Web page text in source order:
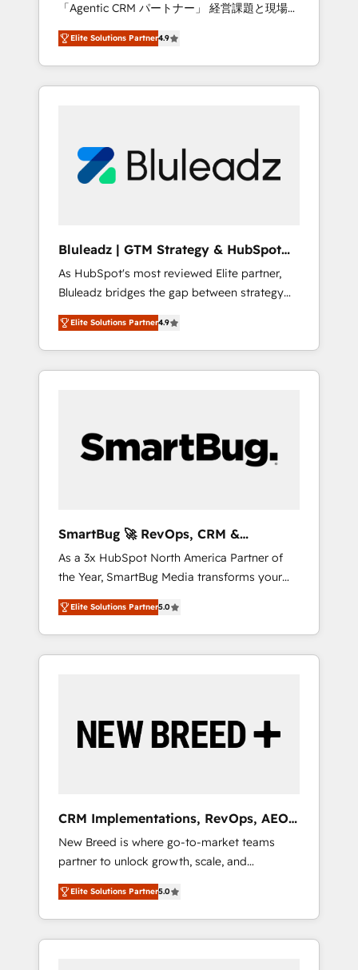
HubSpot to run your revenue process. Sales,
marketing, and service wired together. ➤ AI
and Integrations: Layer Breeze AI, custom
agents, and APIs to remove manual work. ➤
Ongoing Management: Monthly tune-ups,
portal? We are built for the work.
「Agentic CRM パートナー」 経営課題と現場業
務をつなぐAIネイティブ・エージェンシーとし
て、HubSpot Eliteの実装力で顧客フロント業務
を再設計します。 💡 100inc は何をする会社
か？ HubSpotを共通基盤に、AIエージェントを
部・グループ会社・部門が分立する組織で、デ
ータと業務プロセスのサイロ化を、CRMを軸と
ら、GTMの見える化・自動化まで。全Hub統合
運用、データ品質設計、グループ横断のCRM統
合に対応します。 2️⃣ AIエージェント組織構築
営業・マーケティング業務の一部をAIが自律実
行する組織への移行を設計・実装。Breeze・
Claude等をHubSpotと連携させ、役割定義・運
用ルール・成果指標まで含めて設計します。 3️⃣
PMOとして主導。「設定の代行ではなく、設計
の責任」を引き受け、部門横断の統合・浸透・
Hubで一体提供。 ▸ 既存CRM・MAからの移行
支援：Salesforce・Marketo・Pardot等からの
移行、カスタム設計、履歴データ移行と活用設
計まで。 ▸ AEO対応：ChatGPT・Perplexity等
のAI検索からの流入・引用を前提にコンテンツ
HubSpotアワード受賞・HUGリーダー ✓
AI活用に関するご相談、現状整理の壁打ちな
ど、構想段階からお気軽にお問い合わせくださ
Elite Solutions Partner4.9
Bluleadz | GTM Strategy & HubSpot
Implementation
As HubSpot's most reviewed Elite partner,
Bluleadz bridges the gap between strategy
and execution. We don't just "set up tools" —
we install the GTM Operating System (GTM
OS) to align your leadership and engineer a
portal that drives predictable revenue
and Story to stop "accelerating a mess." ⚙️
Elite Engineering & AI Scalable Architecture:
agents, and high-integrity migrations for total
reporting clarity. Security & Compliance: SOC
2 Type I and HIPAA attested for enterprise-
grade data security. 🏆 Why Bluleadz? GTM
OS Partner | 16+ Years Experience | 1,000+
Five-Star Reviews
Elite Solutions Partner4.9
SmartBug 🚀 RevOps, CRM &
Integration Experts
As a 3x HubSpot North America Partner of
the Year, SmartBug Media transforms your
customer lifecycle into a revenue engine. Our
unified ecosystem includes specialized
divisions Globalia (AI & Software) and Point
Success Media (Paid Media), making this the
by Globalia’s technical development team. -
19 HubSpot-certified trainers to drive
deployment of Breeze AI and custom agents
to automate growth. 🏆 Elite Excellence - 8
platform accreditations and deep HIPAA-
compliance expertise. - A team of 250+
experts dedicated to your resilient growth.
Elite Solutions Partner5.0
CRM Implementations, RevOps, AEO
+ Web, Demand Gen
New Breed is where go-to-market teams
partner to unlock growth, scale, and
transformation. We help companies activate
HubSpot’s AI-powered customer platform
and operationalize HubSpot’s Loop
Marketing framework through expert-led
Elite Solutions Partner5.0